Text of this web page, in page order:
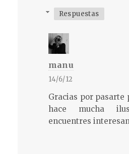
Respuestas
manu
14/6/12
Gracias por pasarte
hace mucha
encuentres